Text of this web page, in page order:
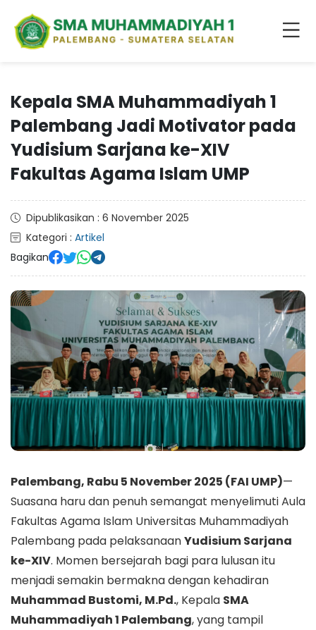
Kepala SMA Muhammadiyah 1
Palembang Jadi Motivator pada
Yudisium Sarjana ke-XIV
Fakultas Agama Islam UMP
Dipublikasikan : 6 November 2025
Kategori : Artikel
Bagikan
Palembang, Rabu 5 November 2025 (FAI UMP)—
Suasana haru dan penuh semangat menyelimuti Aula
Fakultas Agama Islam Universitas Muhammadiyah
Palembang pada pelaksanaanYudisium Sarjana
ke-XIV. Momen bersejarah bagi para lulusan itu
menjadi semakin bermakna dengan kehadiran
Muhammad Bustomi, M.Pd., Kepala SMA
Muhammadiyah 1 Palembang, yang tampil